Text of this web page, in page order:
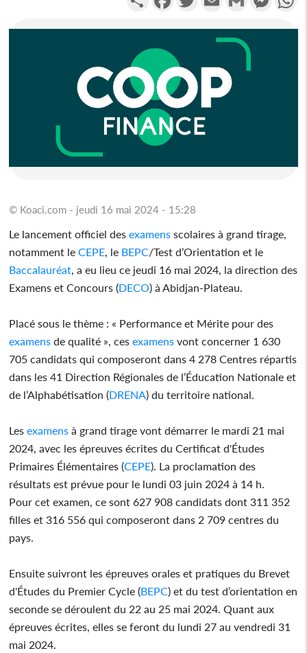
© Koaci.com - jeudi 16 mai 2024 - 15:28
Le lancement officiel desexamens scolaires à grand tirage,
notamment leCEPE , le BEPC/Test d’Orientation et le
Baccalauréat , a eu lieu ce jeudi 16 mai 2024, la direction des
Examens et Concours (DECO) à Abidjan-Plateau.
Placé sous le thème : « Performance et Mérite pour des
examens de qualité », cesexamens vont concerner 1 630
705 candidats qui composeront dans 4 278 Centres répartis
dans les 41 Direction Régionales de l’Éducation Nationale et
de l’Alphabétisation (DRENA) du territoire national.
Lesexamens à grand tirage vont démarrer le mardi 21 mai
2024, avec les épreuves écrites du Certificat d'Études
Primaires Élémentaires (CEPE). La proclamation des
résultats est prévue pour le lundi 03 juin 2024 à 14 h.
Pour cet examen, ce sont 627 908 candidats dont 311 352
filles et 316 556 qui composeront dans 2 709 centres du
pays.
Ensuite suivront les épreuves orales et pratiques du Brevet
d'Études du Premier Cycle (BEPC) et du test d’orientation en
seconde se déroulent du 22 au 25 mai 2024. Quant aux
épreuves écrites, elles se feront du lundi 27 au vendredi 31
mai 2024.